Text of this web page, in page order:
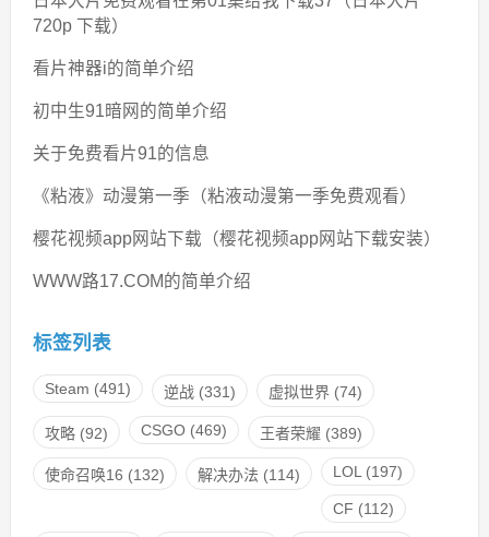
720p 下载）
看片神器i的简单介绍
初中生91暗网的简单介绍
关于免费看片91的信息
《粘液》动漫第一季（粘液动漫第一季免费观看）
樱花视频app网站下载（樱花视频app网站下载安装）
WWW路17.COM的简单介绍
标签列表
Steam (491) 逆战(331) 虚拟世界(74)
攻略(92) CSGO(469) 王者荣耀 (389)
使命召唤16 (132) 解决办法 (114) LOL (197)
CF (112)